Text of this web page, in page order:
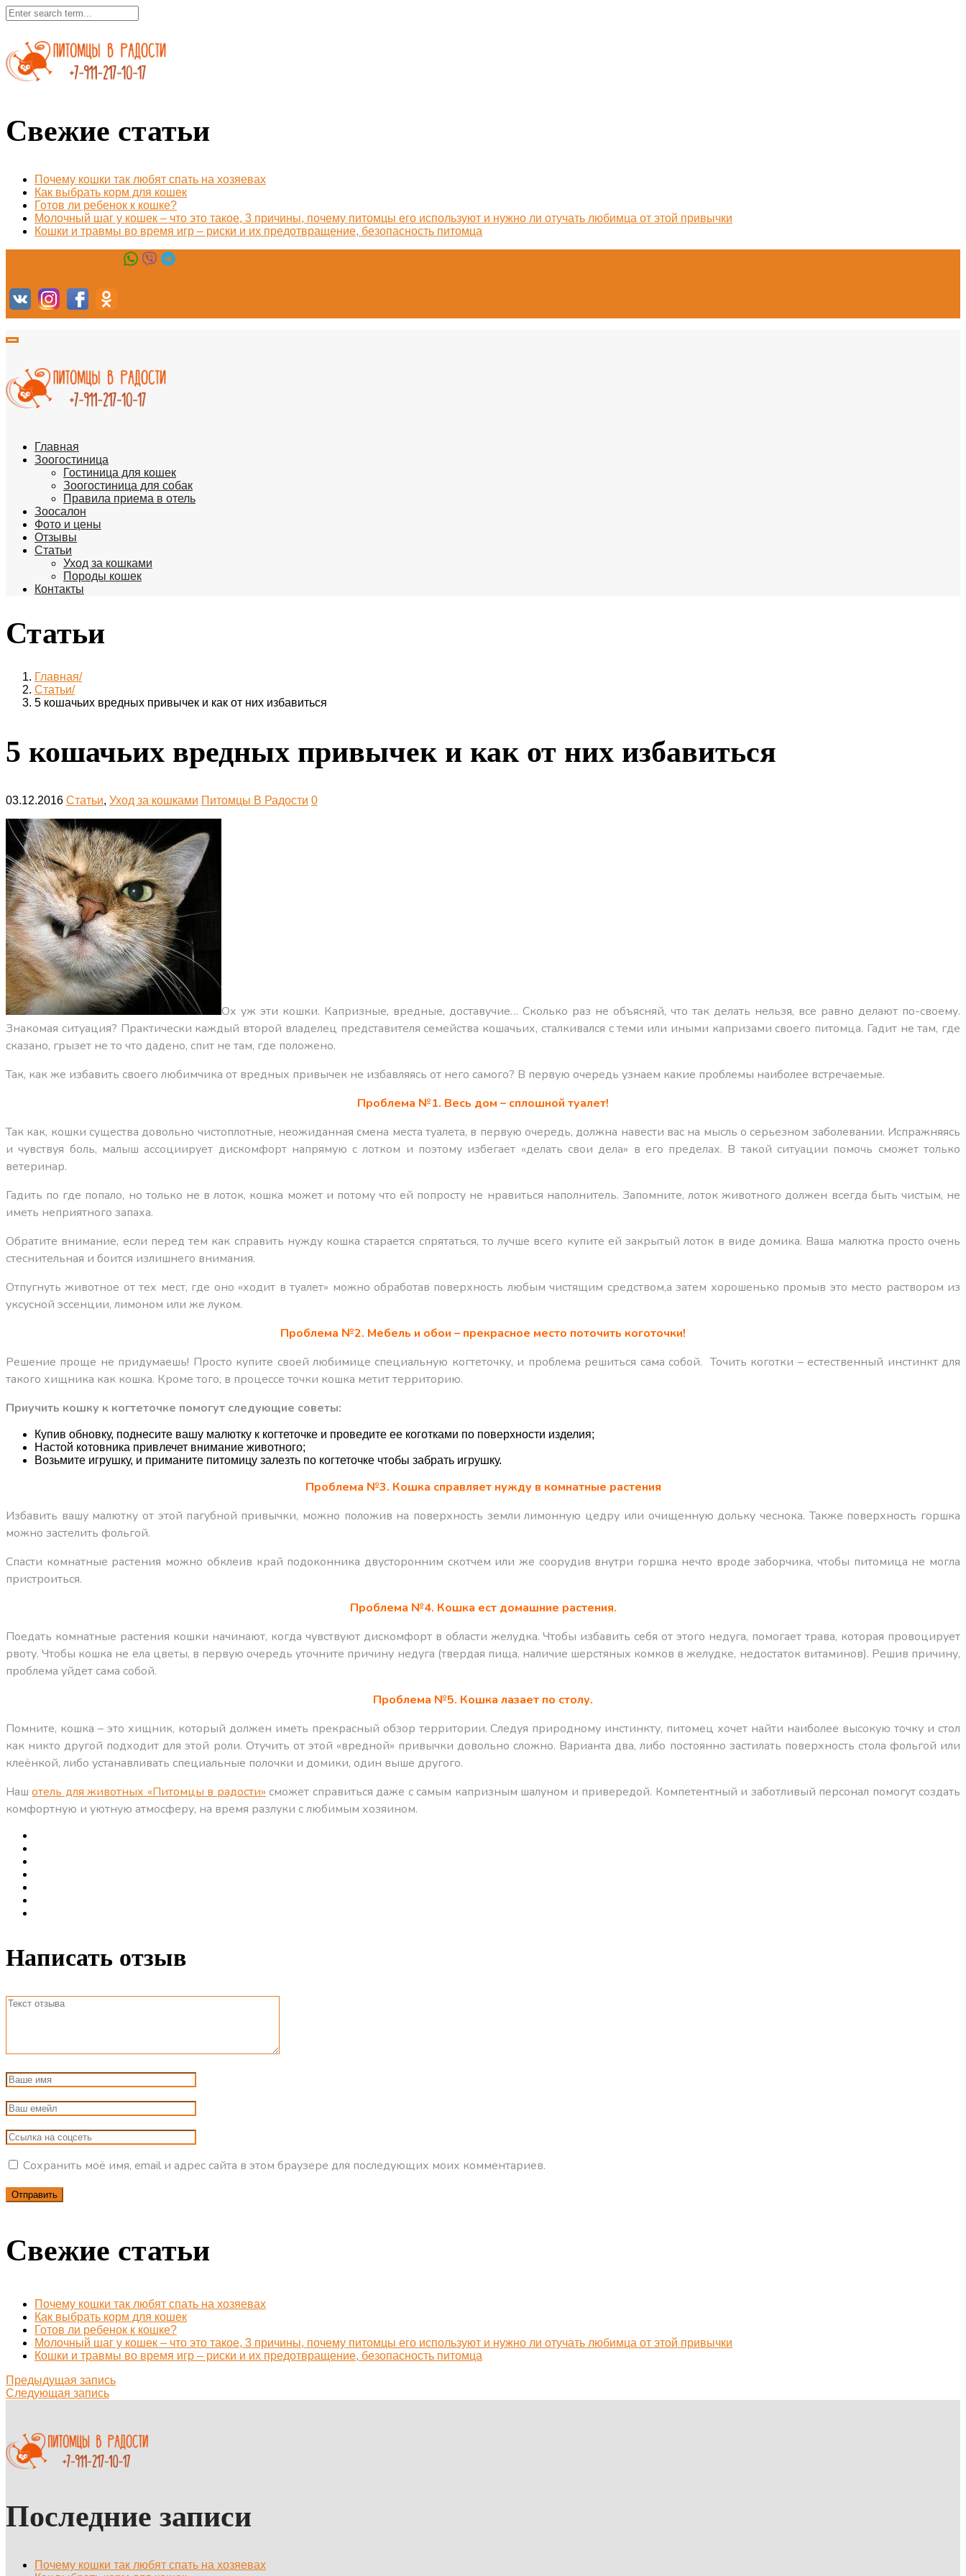
Свежие статьи
Почему кошки так любят спать на хозяевах
Как выбрать корм для кошек
Готов ли ребенок к кошке?
Молочный шаг у кошек – что это такое, 3 причины, почему питомцы его используют и нужно ли отучать любимца от этой привычки
Кошки и травмы во время игр – риски и их предотвращение, безопасность питомца
Главная
Зоогостиница
Гостиница для кошек
Зоогостиница для собак
Правила приема в отель
Зоосалон
Фото и цены
Отзывы
Статьи
Уход за кошками
Породы кошек
Контакты
Статьи
Главная
Статьи
5 кошачьих вредных привычек и как от них избавиться
5 кошачьих вредных привычек и как от них избавиться
03.12.2016 Статьи, Уход за кошками Питомцы В Радости 0
Ох уж эти кошки. Капризные, вредные, доставучие… Сколько раз не объясняй, что так делать нельзя, все равно делают по-своему.
Знакомая ситуация? Практически каждый второй владелец представителя семейства кошачьих, сталкивался с теми или иными капризами своего питомца. Гадит не там, где
сказано, грызет не то что дадено, спит не там, где положено.
Так, как же избавить своего любимчика от вредных привычек не избавляясь от него самого? В первую очередь узнаем какие проблемы наиболее встречаемые.
Проблема №1. Весь дом – сплошной туалет!
Так как, кошки существа довольно чистоплотные, неожиданная смена места туалета, в первую очередь, должна навести вас на мысль о серьезном заболевании. Испражняясь
и чувствуя боль, малыш ассоциирует дискомфорт напрямую с лотком и поэтому избегает «делать свои дела» в его пределах. В такой ситуации помочь сможет только
ветеринар.
Гадить по где попало, но только не в лоток, кошка может и потому что ей попросту не нравиться наполнитель. Запомните, лоток животного должен всегда быть чистым, не
иметь неприятного запаха.
Обратите внимание, если перед тем как справить нужду кошка старается спрятаться, то лучше всего купите ей закрытый лоток в виде домика. Ваша малютка просто очень
стеснительная и боится излишнего внимания.
Отпугнуть животное от тех мест, где оно «ходит в туалет» можно обработав поверхность любым чистящим средством,а затем хорошенько промыв это место раствором из
уксусной эссенции, лимоном или же луком.
Проблема №2. Мебель и обои – прекрасное место поточить коготочки!
Решение проще не придумаешь! Просто купите своей любимице специальную когтеточку, и проблема решиться сама собой. Точить коготки – естественный инстинкт для
такого хищника как кошка. Кроме того, в процессе точки кошка метит территорию.
Приучить кошку к когтеточке помогут следующие советы:
Купив обновку, поднесите вашу малютку к когтеточке и проведите ее коготками по поверхности изделия;
Настой котовника привлечет внимание животного;
Возьмите игрушку, и приманите питомицу залезть по когтеточке чтобы забрать игрушку.
Проблема №3. Кошка справляет нужду в комнатные растения
Избавить вашу малютку от этой пагубной привычки, можно положив на поверхность земли лимонную цедру или очищенную дольку чеснока. Также поверхность горшка
можно застелить фольгой.
Спасти комнатные растения можно обклеив край подоконника двусторонним скотчем или же соорудив внутри горшка нечто вроде заборчика, чтобы питомица не могла
пристроиться.
Проблема №4. Кошка ест домашние растения.
Поедать комнатные растения кошки начинают, когда чувствуют дискомфорт в области желудка. Чтобы избавить себя от этого недуга, помогает трава, которая провоцирует
рвоту. Чтобы кошка не ела цветы, в первую очередь уточните причину недуга (твердая пища, наличие шерстяных комков в желудке, недостаток витаминов). Решив причину,
проблема уйдет сама собой.
Проблема №5. Кошка лазает по столу.
Помните, кошка – это хищник, который должен иметь прекрасный обзор территории. Следуя природному инстинкту, питомец хочет найти наиболее высокую точку и стол
как никто другой подходит для этой роли. Отучить от этой «вредной» привычки довольно сложно. Варианта два, либо постоянно застилать поверхность стола фольгой или
клеёнкой, либо устанавливать специальные полочки и домики, один выше другого.
Нашотель для животных «Питомцы в радости» сможет справиться даже с самым капризным шалуном и привередой. Компетентный и заботливый персонал помогут создать
комфортную и уютную атмосферу, на время разлуки с любимым хозяином.
Написать отзыв
Сохранить моё имя, email и адрес сайта в этом браузере для последующих моих комментариев.
Свежие статьи
Почему кошки так любят спать на хозяевах
Как выбрать корм для кошек
Готов ли ребенок к кошке?
Молочный шаг у кошек – что это такое, 3 причины, почему питомцы его используют и нужно ли отучать любимца от этой привычки
Кошки и травмы во время игр – риски и их предотвращение, безопасность питомца
Предыдущая запись
Следующая запись
Последние записи
Почему кошки так любят спать на хозяевах